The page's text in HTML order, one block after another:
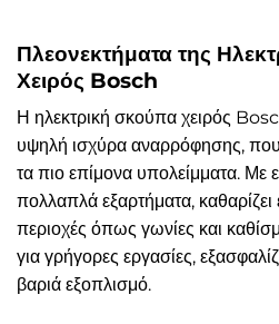
Πλεονεκτήματα της
Χειρός Bosch
Η ηλεκτρική σκούπα χειρός
υψηλή ισχύρα αναρρόφησης,
τα πιο επίμονα υπολείμματα. Με
πολλαπλά εξαρτήματα,
περιοχές όπως γωνίες και
για γρήγορες εργασίες,
βαριά εξοπλισμό.